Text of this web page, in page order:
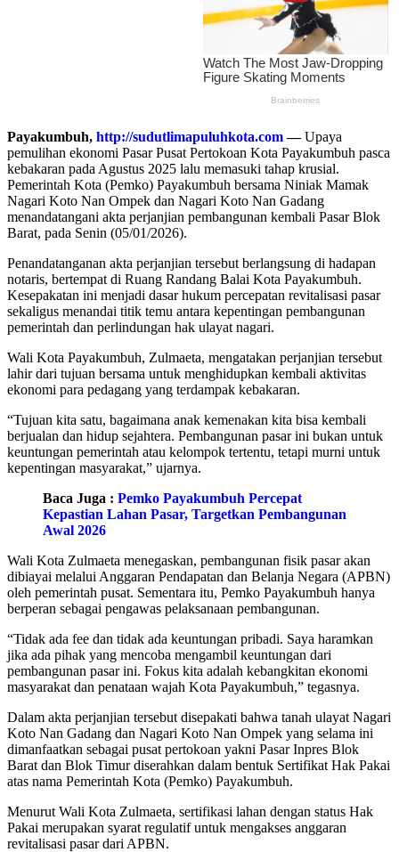
Payakumbuh, http://sudutlimapuluhkota.com—Upaya
pemulihan ekonomi Pasar Pusat Pertokoan Kota Payakumbuh pasca
kebakaran pada Agustus 2025 lalu memasuki tahap krusial.
Pemerintah Kota (Pemko) Payakumbuh bersama Niniak Mamak
Nagari Koto Nan Ompek dan Nagari Koto Nan Gadang
menandatangani akta perjanjian pembangunan kembali Pasar Blok
Barat, pada Senin (05/01/2026).
Penandatanganan akta perjanjian tersebut berlangsung di hadapan
notaris, bertempat di Ruang Randang Balai Kota Payakumbuh.
Kesepakatan ini menjadi dasar hukum percepatan revitalisasi pasar
sekaligus menandai titik temu antara kepentingan pembangunan
pemerintah dan perlindungan hak ulayat nagari.
Wali Kota Payakumbuh, Zulmaeta, mengatakan perjanjian tersebut
lahir dari tujuan bersama untuk menghidupkan kembali aktivitas
ekonomi para pedagang yang terdampak kebakaran.
“Tujuan kita satu, bagaimana anak kemenakan kita bisa kembali
berjualan dan hidup sejahtera. Pembangunan pasar ini bukan untuk
keuntungan pemerintah atau kelompok tertentu, tetapi murni untuk
kepentingan masyarakat,” ujarnya.
Baca Juga : Pemko Payakumbuh Percepat
Kepastian Lahan Pasar, Targetkan Pembangunan
Awal 2026
Wali Kota Zulmaeta menegaskan, pembangunan fisik pasar akan
dibiayai melalui Anggaran Pendapatan dan Belanja Negara (APBN)
oleh pemerintah pusat. Sementara itu, Pemko Payakumbuh hanya
berperan sebagai pengawas pelaksanaan pembangunan.
“Tidak ada fee dan tidak ada keuntungan pribadi. Saya haramkan
jika ada pihak yang mencoba mengambil keuntungan dari
pembangunan pasar ini. Fokus kita adalah kebangkitan ekonomi
masyarakat dan penataan wajah Kota Payakumbuh,” tegasnya.
Dalam akta perjanjian tersebut disepakati bahwa tanah ulayat Nagari
Koto Nan Gadang dan Nagari Koto Nan Ompek yang selama ini
dimanfaatkan sebagai pusat pertokoan yakni Pasar Inpres Blok
Barat dan Blok Timur diserahkan dalam bentuk Sertifikat Hak Pakai
atas nama Pemerintah Kota (Pemko) Payakumbuh.
Menurut Wali Kota Zulmaeta, sertifikasi lahan dengan status Hak
Pakai merupakan syarat regulatif untuk mengakses anggaran
revitalisasi pasar dari APBN.